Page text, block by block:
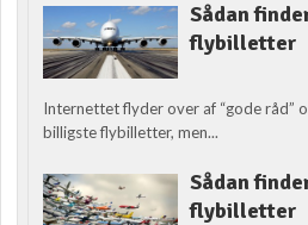
Sådan
flybilletter
Internettet flyder over af “gode råd”
billigste flybilletter, men...
Sådan
flybilletter